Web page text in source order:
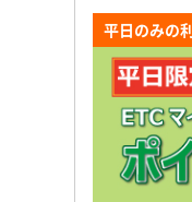
平日のみの